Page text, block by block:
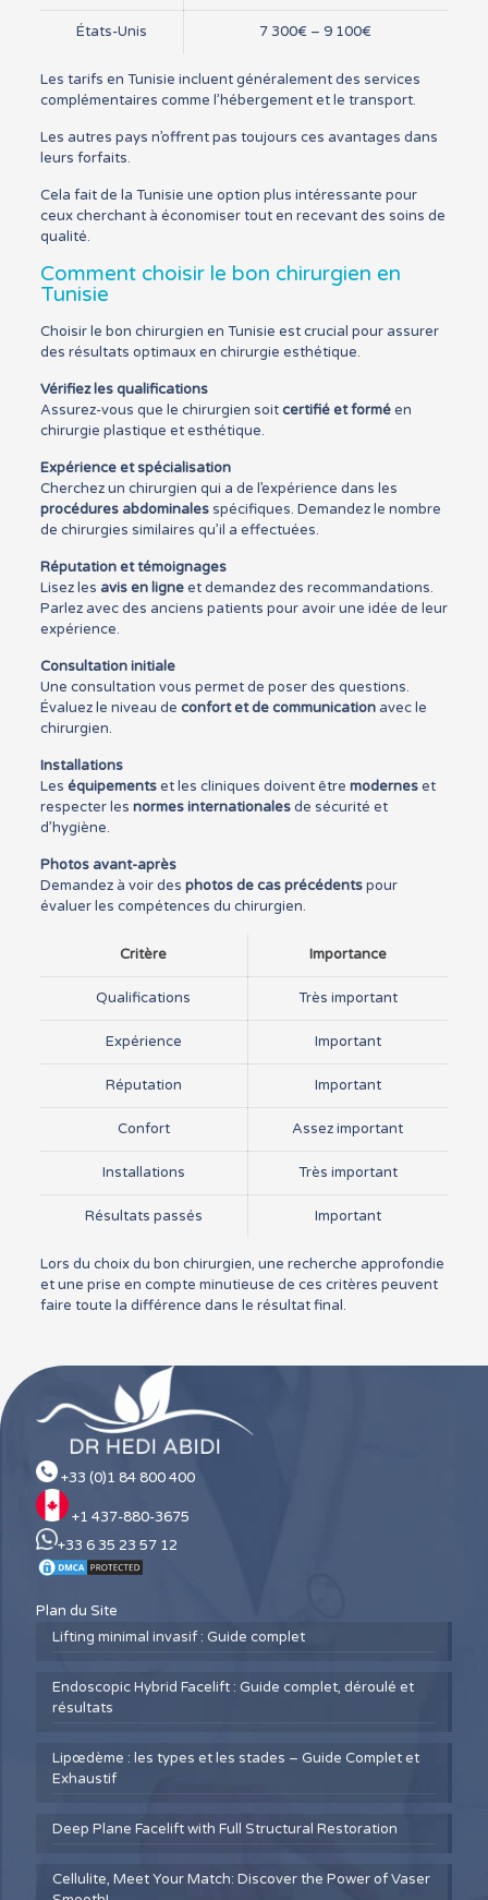
États-Unis 7 300€ – 9 100€
Les tarifs en Tunisie incluent généralement des services
complémentaires comme l’hébergement et le transport.
Les autres pays n’offrent pas toujours ces avantages dans
leurs forfaits.
Cela fait de la Tunisie une option plus intéressante pour
ceux cherchant à économiser tout en recevant des soins de
qualité.
Comment choisir le bon chirurgien en
Tunisie
Choisir le bon chirurgien en Tunisie est crucial pour assurer
des résultats optimaux en chirurgie esthétique.
Vérifiez les qualifications
Assurez-vous que le chirurgien soitcertifié et forméen
chirurgie plastique et esthétique.
Expérience et spécialisation
Cherchez un chirurgien qui a de l’expérience dans les
procédures abdominalesspécifiques. Demandez le nombre
de chirurgies similaires qu’il a effectuées.
Réputation et témoignages
Lisez les avis en ligneet demandez des recommandations.
Parlez avec des anciens patients pour avoir une idée de leur
expérience.
Consultation initiale
Une consultation vous permet de poser des questions.
Évaluez le niveau de confort et de communicationavec le
chirurgien.
Installations
Les équipementset les cliniques doivent être moderneset
respecter les normes internationalesde sécurité et
d’hygiène.
Photos avant-après
Demandez à voir des photos de cas précédentspour
évaluer les compétences du chirurgien.
Critère Importance
Qualifications Très important
Expérience Important
Réputation Important
Confort Assez important
Installations Très important
Résultats passés Important
Lors du choix du bon chirurgien, une recherche approfondie
et une prise en compte minutieuse de ces critères peuvent
faire toute la différence dans le résultat final.
+33 (0)1 84 800 400
+1 437-880-3675
+33 6 35 23 57 12
Plan du Site
Lifting minimal invasif : Guide complet
Endoscopic Hybrid Facelift : Guide complet, déroulé et
résultats
Lipœdème : les types et les stades – Guide Complet et
Exhaustif
Deep Plane Facelift with Full Structural Restoration
Cellulite, Meet Your Match: Discover the Power of Vaser